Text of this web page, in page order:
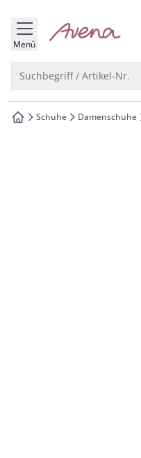
springen
springen
springen
springen
Menü zur Startseite
Suchbegriff / Artikel-Nr.
zur Startseite
Schuhe Damenschuhe